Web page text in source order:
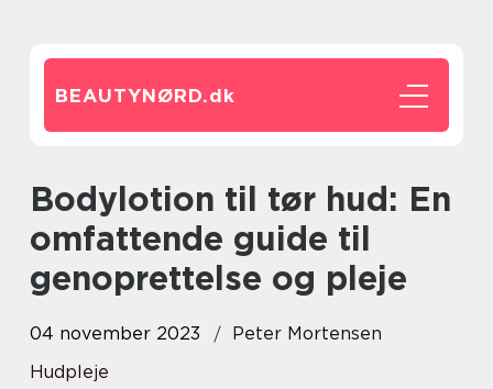
BEAUTYNØRD.dk
Bodylotion til tør hud: En
omfattende guide til
genoprettelse og pleje
04 november 2023
Peter Mortensen
Hudpleje